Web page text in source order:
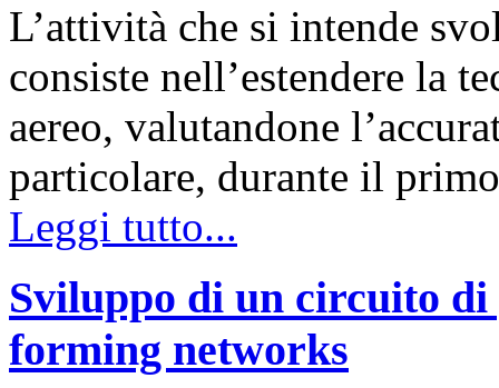
L’attività che si intende
consiste nell’estendere la
aereo, valutandone
particolare, durante il
Leggi tutto...
Sviluppo di un circuito
forming networks